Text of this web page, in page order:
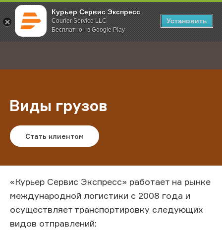
Курьер Сервис Экспресс
Courier Service LLC
Бесплатно - в Google Play
Установить
; Главная Услуги Международная курьерская доставка
Виды грузов
Стать клиентом
«Курьер Сервис Экспресс» работает на рынке
международной логистики с 2008 года и
осуществляет транспортировку следующих
видов отправлений: